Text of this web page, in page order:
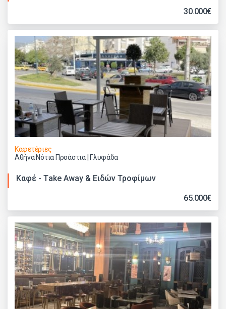
30.000€
Καφετέριες
Αθήνα Νότια Προάστια | Γλυφάδα
Καφέ - Τake Αway & Ειδών Τροφίμων
65.000€